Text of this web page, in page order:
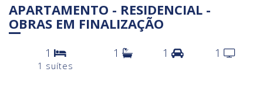
APARTAMENTO - RESIDENCIAL -
OBRAS EM FINALIZAÇÃO
1
1 suítes
1 1 1